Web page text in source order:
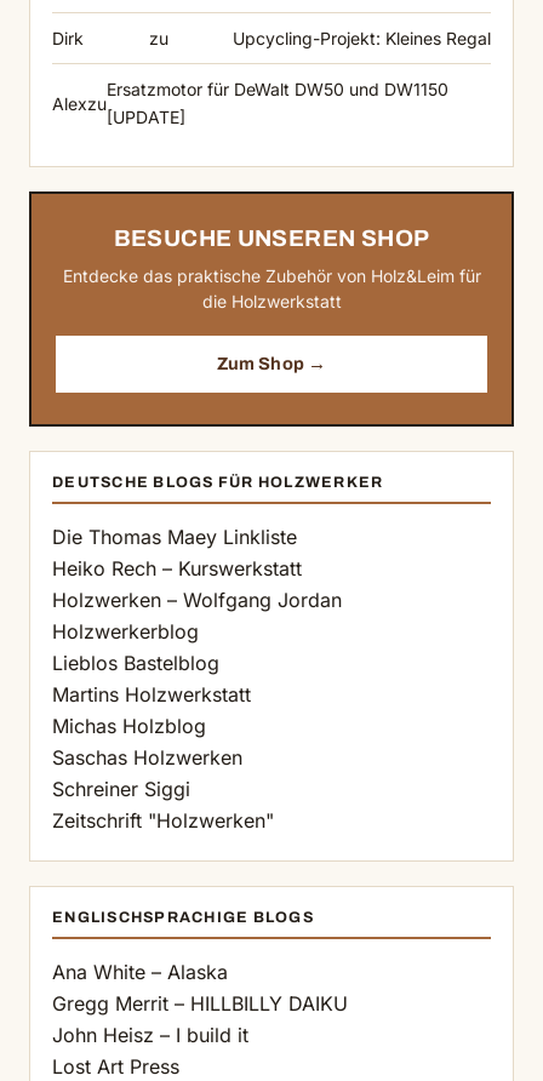
Dirk zu Upcycling-Projekt: Kleines Regal
Alexzu
Ersatzmotor für DeWalt DW50 und DW1150
[UPDATE]
BESUCHE UNSEREN SHOP
Entdecke das praktische Zubehör von Holz&Leim für
die Holzwerkstatt
Zum Shop →
DEUTSCHE BLOGS FÜR HOLZWERKER
Die Thomas Maey Linkliste
Heiko Rech – Kurswerkstatt
Holzwerken – Wolfgang Jordan
Holzwerkerblog
Lieblos Bastelblog
Martins Holzwerkstatt
Michas Holzblog
Saschas Holzwerken
Schreiner Siggi
Zeitschrift "Holzwerken"
ENGLISCHSPRACHIGE BLOGS
Ana White – Alaska
Gregg Merrit – HILLBILLY DAIKU
John Heisz – I build it
Lost Art Press